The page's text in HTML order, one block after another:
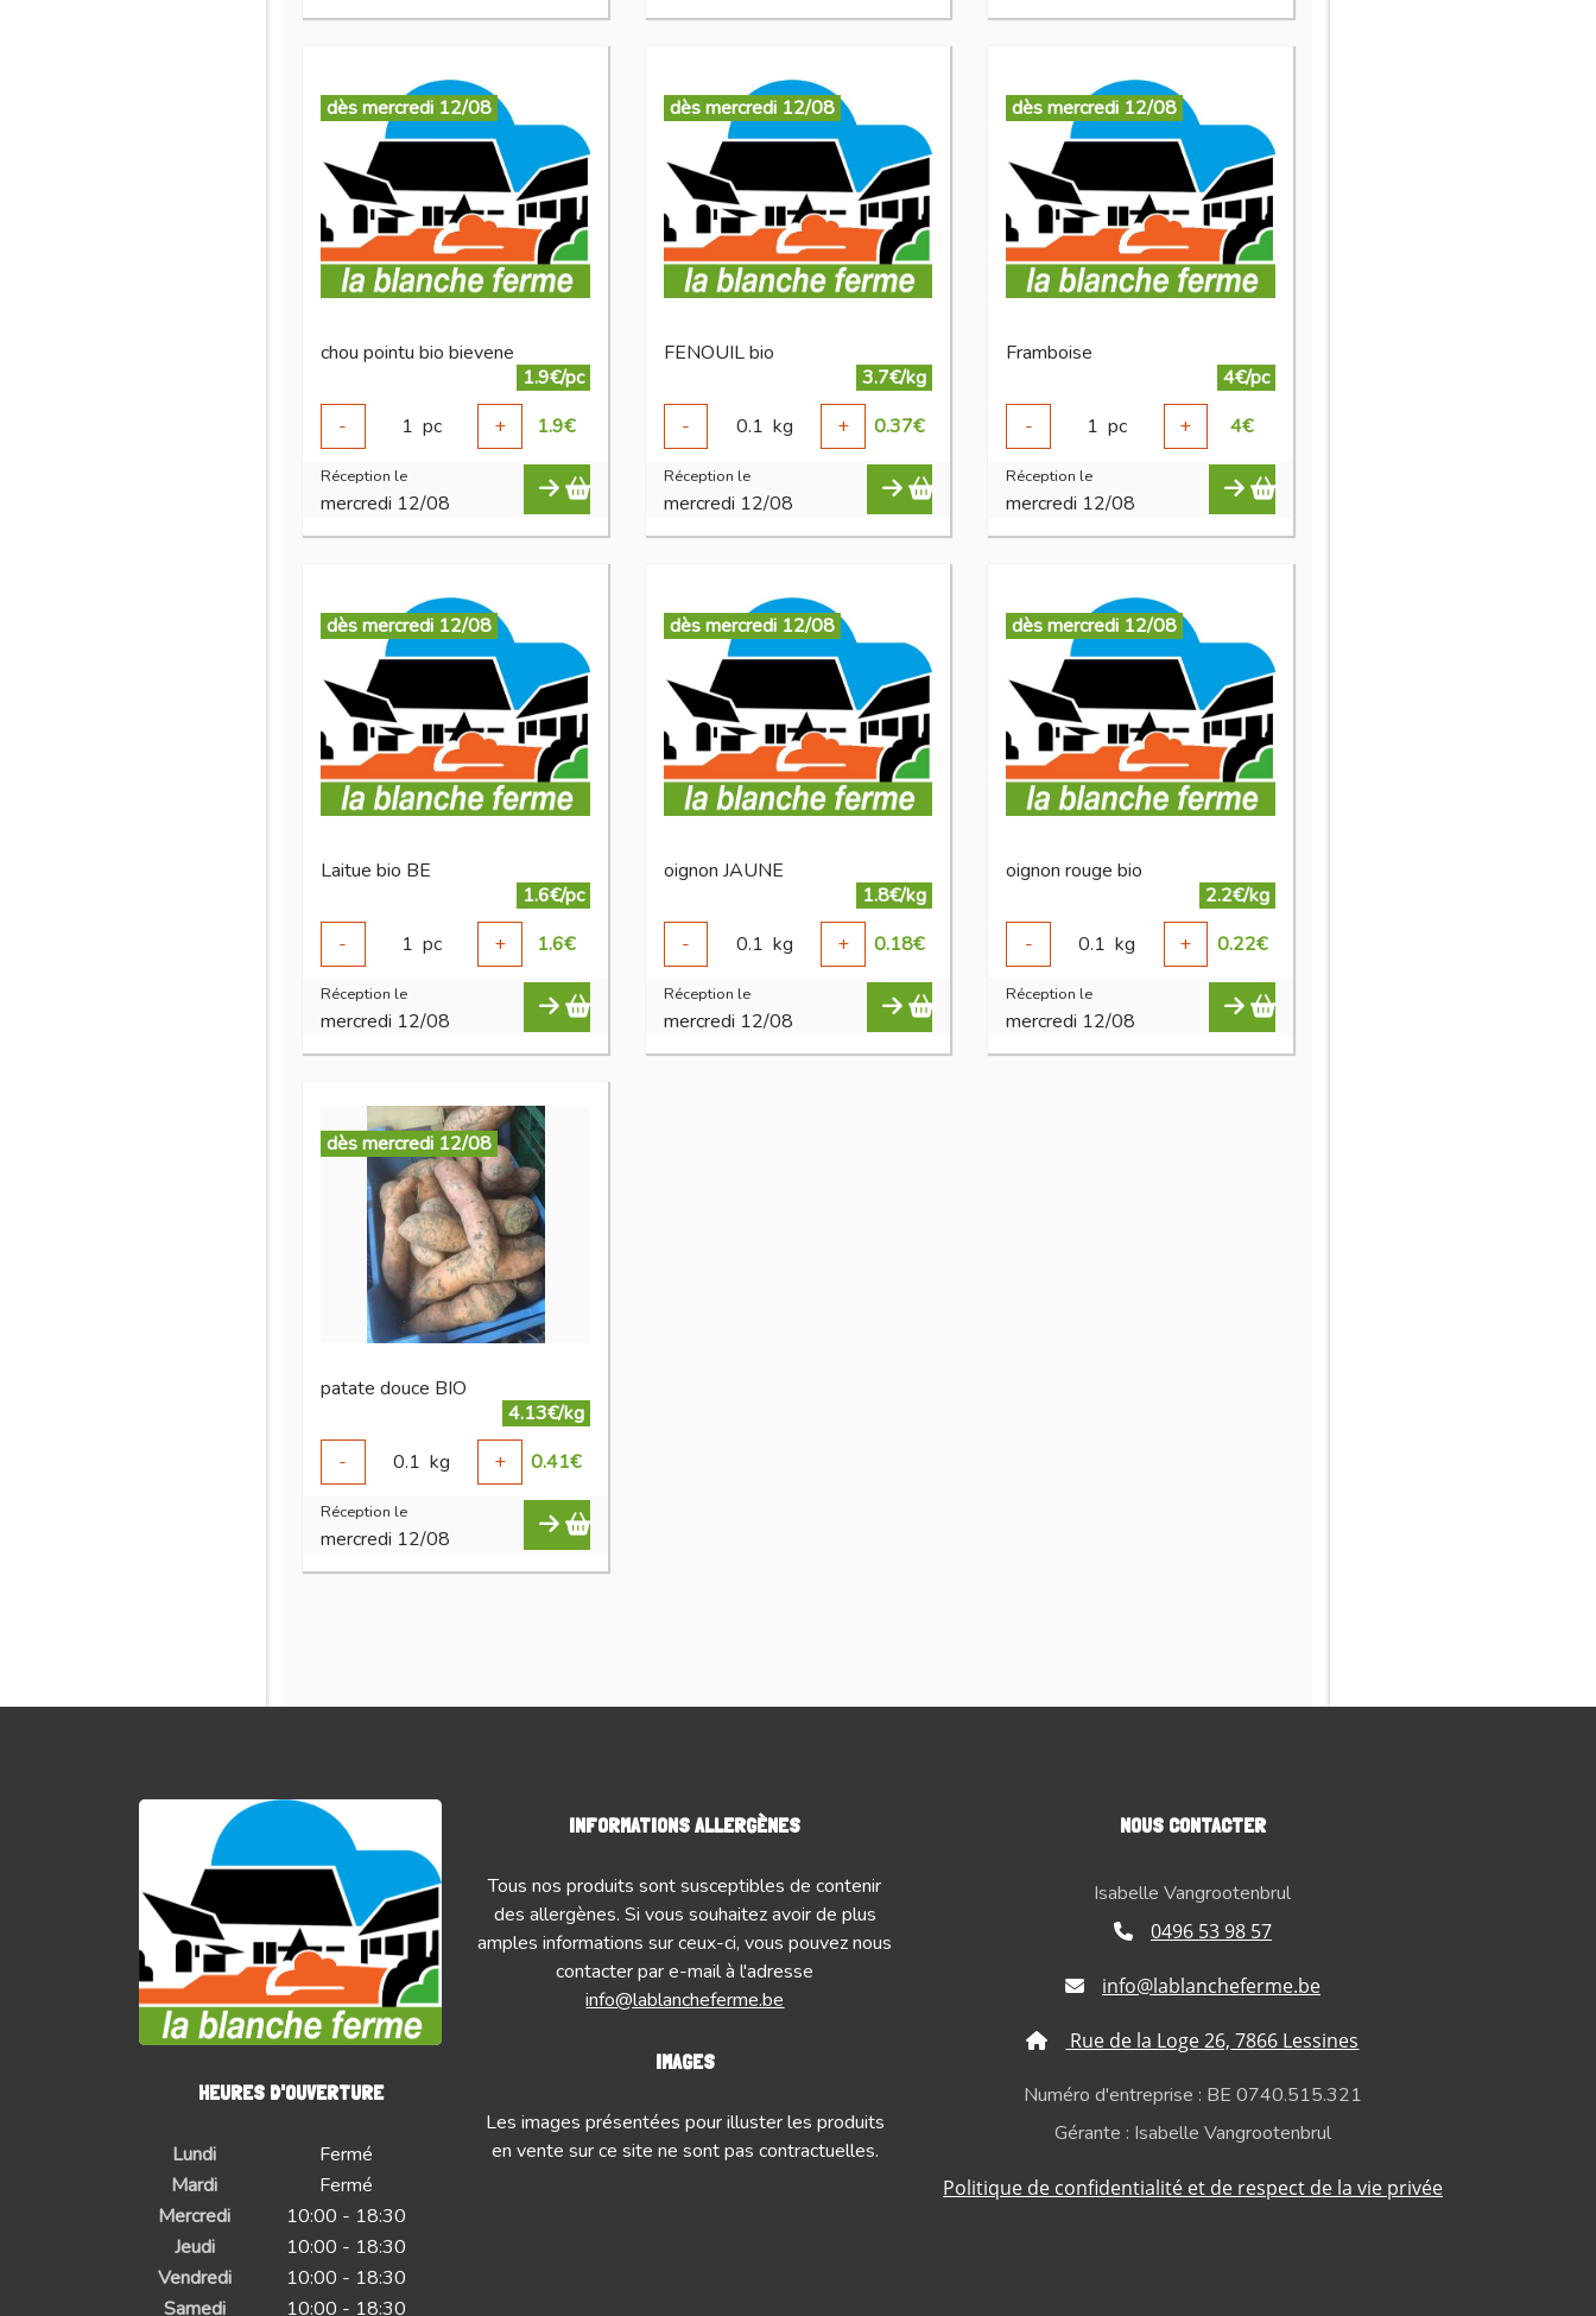
dès mercredi 12/08
chou pointu bio bievene
1.9€/pc
-
1 pc + 1.9€
Réception le
mercredi 12/08
dès mercredi 12/08
FENOUIL bio
3.7€/kg
-
0.1 kg + 0.37€
Réception le
mercredi 12/08
dès mercredi 12/08
Framboise
4€/pc
-
1 pc + 4€
Réception le
mercredi 12/08
dès mercredi 12/08
Laitue bio BE
1.6€/pc
-
1 pc + 1.6€
Réception le
mercredi 12/08
dès mercredi 12/08
oignon JAUNE
1.8€/kg
-
0.1 kg + 0.18€
Réception le
mercredi 12/08
dès mercredi 12/08
oignon rouge bio
2.2€/kg
-
0.1 kg + 0.22€
Réception le
mercredi 12/08
dès mercredi 12/08
patate douce BIO
4.13€/kg
-
0.1 kg + 0.41€
Réception le
mercredi 12/08
HEURES D'OUVERTURE
Lundi
Fermé
Mardi
Fermé
Mercredi
10:00 - 18:30
Jeudi
10:00 - 18:30
Vendredi
10:00 - 18:30
Samedi
10:00 - 18:30
INFORMATIONS ALLERGÈNES
Tous nos produits sont susceptibles de contenir
des allergènes. Si vous souhaitez avoir de plus
amples informations sur ceux-ci, vous pouvez nous
contacter par e-mail à l'adresse
info@lablancheferme.be
IMAGES
Les images présentées pour illuster les produits
en vente sur ce site ne sont pas contractuelles.
NOUS CONTACTER
Isabelle Vangrootenbrul
0496 53 98 57
info@lablancheferme.be
Rue de la Loge 26, 7866 Lessines
Numéro d'entreprise : BE 0740.515.321
Gérante : Isabelle Vangrootenbrul
Politique de confidentialité et de respect de la vie privée